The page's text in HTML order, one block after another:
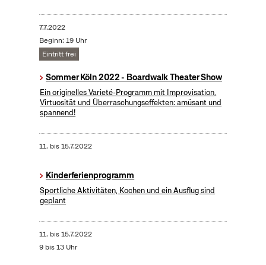
7.7.2022
Beginn: 19 Uhr
Eintritt frei
Sommer Köln 2022 - Boardwalk Theater Show
Ein originelles Varieté-Programm mit Improvisation,
Virtuosität und Überraschungseffekten: amüsant und
spannend!
11. bis15.7.2022
Kinderferienprogramm
Sportliche Aktivitäten, Kochen und ein Ausflug sind
geplant
11. bis15.7.2022
9 bis 13 Uhr